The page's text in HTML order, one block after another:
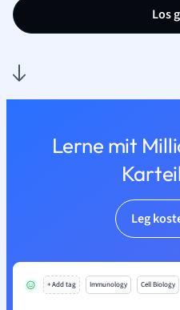
Los
Lerne mit
Leg
+ Add tag Immunology Cell Biology